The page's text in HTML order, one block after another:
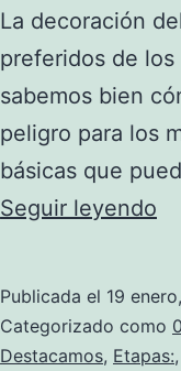
La decoración
preferidos de los
sabemos bien
peligro para los
básicas que
Seguir leyendo
Publicada el 19
Categorizado como
Destacamos, Etapas:,